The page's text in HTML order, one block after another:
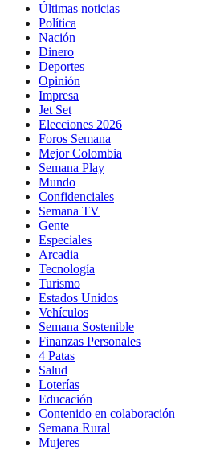
Últimas noticias
Política
Nación
Dinero
Deportes
Opinión
Impresa
Jet Set
Elecciones 2026
Foros Semana
Mejor Colombia
Semana Play
Mundo
Confidenciales
Semana TV
Gente
Especiales
Arcadia
Tecnología
Turismo
Estados Unidos
Vehículos
Semana Sostenible
Finanzas Personales
4 Patas
Salud
Loterías
Educación
Contenido en colaboración
Semana Rural
Mujeres